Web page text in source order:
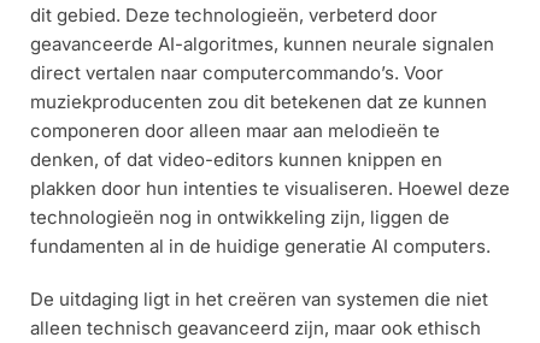
dit gebied. Deze technologieën, verbeterd door
geavanceerde AI-algoritmes, kunnen neurale signalen
direct vertalen naar computercommando’s. Voor
muziekproducenten zou dit betekenen dat ze kunnen
componeren door alleen maar aan melodieën te
denken, of dat video-editors kunnen knippen en
plakken door hun intenties te visualiseren. Hoewel deze
technologieën nog in ontwikkeling zijn, liggen de
fundamenten al in de huidige generatie AI computers.
De uitdaging ligt in het creëren van systemen die niet
alleen technisch geavanceerd zijn, maar ook ethisch